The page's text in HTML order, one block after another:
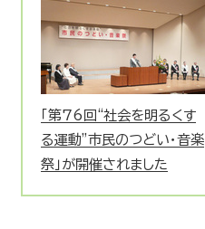
「第76回“社会を明るくす
る運動”市民のつどい・音楽
祭」が開催されました